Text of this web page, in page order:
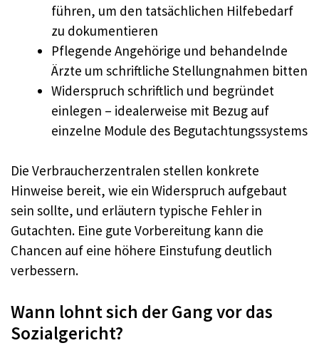
führen, um den tatsächlichen Hilfebedarf
zu dokumentieren
Pflegende Angehörige und behandelnde
Ärzte um schriftliche Stellungnahmen bitten
Widerspruch schriftlich und begründet
einlegen – idealerweise mit Bezug auf
einzelne Module des Begutachtungssystems
Die Verbraucherzentralen stellen konkrete
Hinweise bereit, wie ein Widerspruch aufgebaut
sein sollte, und erläutern typische Fehler in
Gutachten. Eine gute Vorbereitung kann die
Chancen auf eine höhere Einstufung deutlich
verbessern.
Wann lohnt sich der Gang vor das
Sozialgericht?